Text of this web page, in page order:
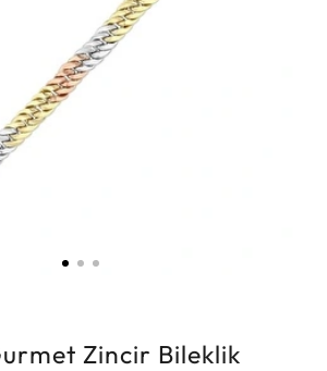
Zincir Bileklik